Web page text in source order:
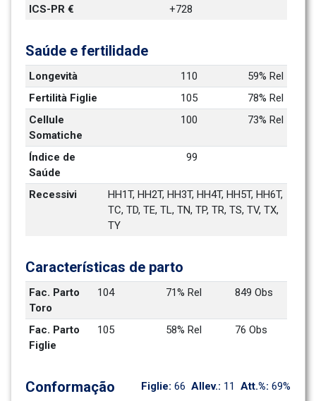
ICS-PR €
+728
Saúde e fertilidade
Longevità 110
59% Rel
Fertilità Figlie
105
78% Rel
Cellule
Somatiche
100 73% Rel
Índice de
Saúde
99
Recessivi
HH1T, HH2T, HH3T, HH4T, HH5T, HH6T,
TC, TD, TE, TL, TN, TP, TR, TS, TV, TX,
TY
Características de parto
Fac. Parto
Toro
104 71% Rel 849 Obs
Fac. Parto
Figlie
105 58% Rel 76 Obs
Conformação Figlie: 66 Allev.: 11 Att.%: 69%